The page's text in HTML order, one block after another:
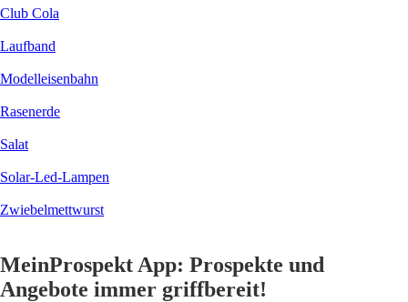
Club Cola
Laufband
Modelleisenbahn
Rasenerde
Salat
Solar-Led-Lampen
Zwiebelmettwurst
MeinProspekt App: Prospekte und
Angebote immer griffbereit!